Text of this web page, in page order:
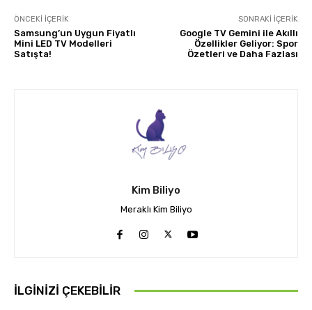
ÖNCEKI İÇERIK
Samsung’un Uygun Fiyatlı
Mini LED TV Modelleri
Satışta!
SONRAKI İÇERIK
Google TV Gemini ile Akıllı
Özellikler Geliyor: Spor
Özetleri ve Daha Fazlası
Kim Biliyo
Meraklı Kim Biliyo
İLGINIZI ÇEKEBILIR